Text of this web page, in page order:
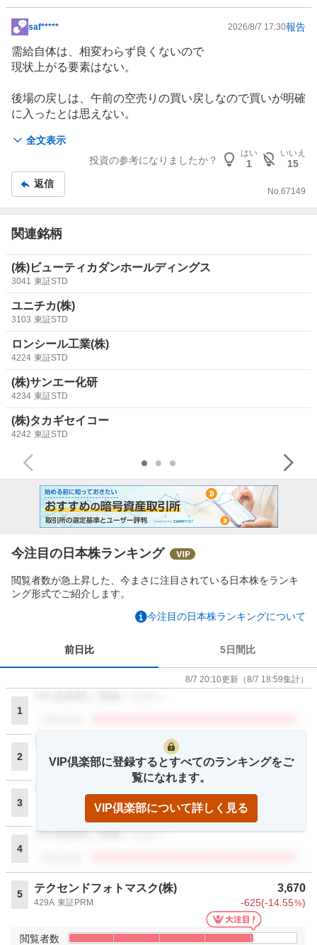
掲
示
板
事
saf***** 2026/8/7 17:30報告
全文表示
需給自体は、相変わらず良くないので
現状上がる要素はない。
後場の戻しは、午前の空売りの買い戻しなので買いが明確
に入ったとは思えない。
三角持合い気味。
投資の参考になりましたか？
はい
1
いいえ
15
返信
No.67149
関連銘柄
(株)ビューティカダンホールディングス
3041 東証STD
ユニチカ(株)
3103 東証STD
ロンシール工業(株)
4224 東証STD
(株)サンエー化研
4234 東証STD
(株)タカギセイコー
4242 東証STD
今注目の日本株ランキング
閲覧者数が急上昇した、今まさに注目されている日本株をランキ
ング形式でご紹介します。
今注目の日本株ランキングについて
前日比 5日間比
8/7 20:10更新 （8/7 18:59集計）
1
2
VIP倶楽部に登録ください
閲覧者数
3
4
VIP倶楽部に登録ください
5
テクセンドフォトマスク(株) 3,670
429A 東証PRM -625(-14.55%)
閲覧者数
VIP倶楽部に登録するとすべてのランキングをご
覧になれます。
VIP倶楽部について詳しく見る